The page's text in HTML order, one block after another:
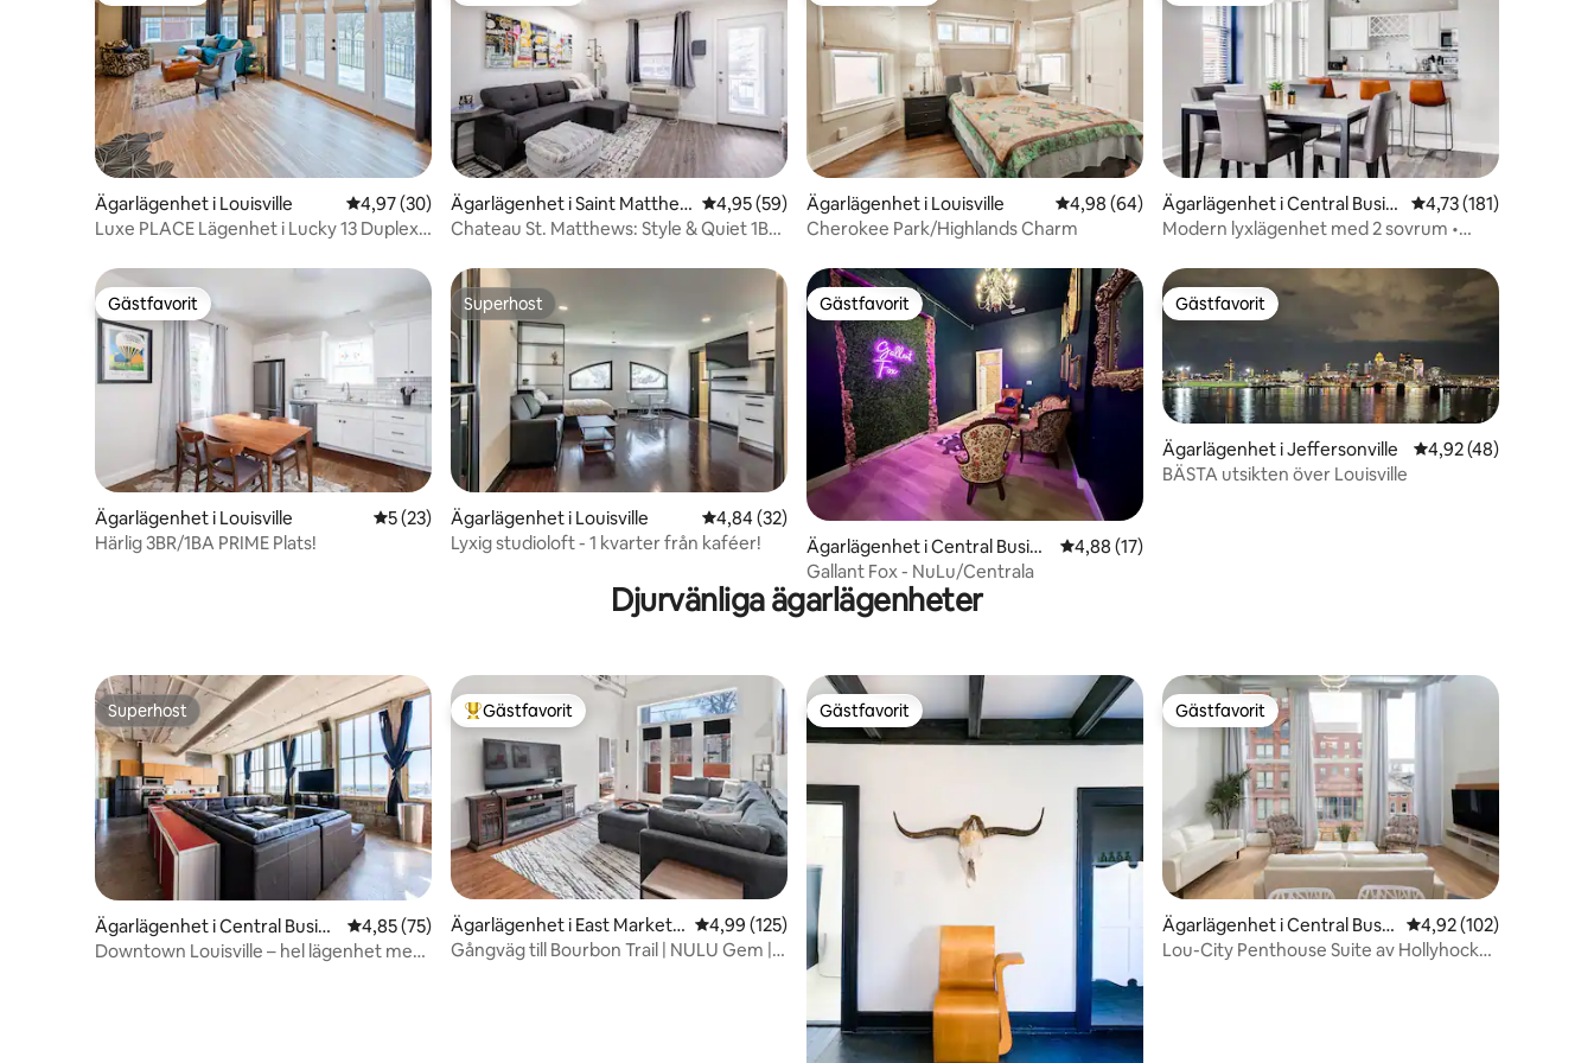
Ägarlägenhet i Louisville 4,97 av 5 i genomsnittligt betyg, 30 omdömen
4,97 (30)
Luxe PLACE Lägenhet i Lucky 13 Duplex
Ägarlägenhet i Saint Matthe
ws
4,95 av 5 i genomsnittligt betyg, 59 omdömen
4,95 (59)
Chateau St. Matthews: Style & Quiet 1B
Ägarlägenhet i Louisville 4,98 av 5 i genomsnittligt betyg, 64 omdömen
4,98 (64)
Cherokee Park/Highlands Charm
Ägarlägenhet i Central Busin
ess District
4,73 av 5 i
4,73 (181)
Modern lyxlägenhet med 2 sovrum •
Gästfavorit
Gästfavorit
Ägarlägenhet i Louisville 5 av 5 i genomsnittligt betyg, 23 omdömen
5 (23)
Härlig 3BR/1BA PRIME Plats!
Superhost
Superhost
Ägarlägenhet i Louisville 4,84 av 5 i genomsnittligt betyg, 32 omdömen
4,84 (32)
Lyxig studioloft - 1 kvarter från kaféer!
Gästfavorit
Gästfavorit
Ägarlägenhet i Central Busine
ss District
4,88 av 5 i genomsnittligt betyg, 17 omdömen
4,88 (17)
Gallant Fox - NuLu/Centrala
Gästfavorit
Gästfavorit
Ägarlägenhet i Jeffersonville 4,92 av 5 i
4,92 (48)
BÄSTA utsikten över Louisville
Djurvänliga ägarlägenheter
Superhost
Superhost
Ägarlägenhet i Central Busin
ess District
4,85 av 5 i genomsnittligt betyg, 75 omdömen
4,85 (75)
Downtown Louisville – hel lägenhet med
Populär gästfavorit
Gästfavorit
Ägarlägenhet i East Market
District
4,99 av 5 i genomsnittligt betyg, 125 omdömen
4,99 (125)
Gångväg till Bourbon Trail | NULU Gem |
Gästfavorit
Gästfavorit Gästfavorit
Gästfavorit
Ägarlägenhet i Central Busin
ess District
4,92 av 5 i
4,92 (102)
Lou-City Penthouse Suite av Hollyhock